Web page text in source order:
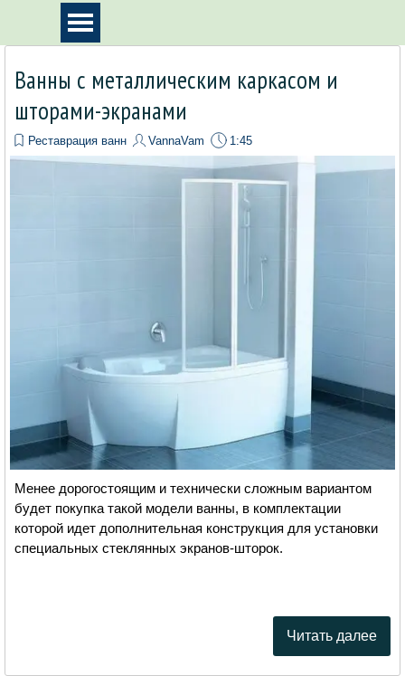
Перейти к контентуПропустить меню
Ванны с металлическим каркасом и
шторами-экранами
Реставрация ванн VannaVam 1:45
Менее дорогостоящим и технически сложным вариантом
будет покупка такой модели ванны, в комплектации
которой идет дополнительная конструкция для установки
специальных стеклянных экранов-шторок.
Читать далее